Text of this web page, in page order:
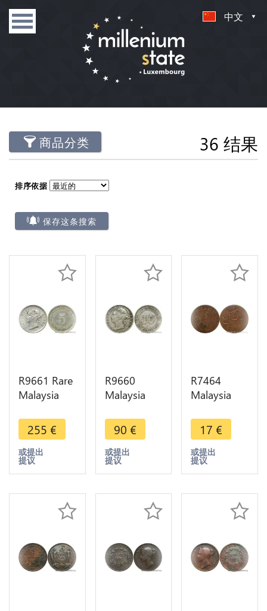
中文
商品分类 36 结果
排序依据
保存这条搜索
R9661 Rare
Malaysia
Settlements
5 Cents
Victoria
1898 Silver
255 €
或提出
提议
R9660
Malaysia
Settlements
10 Cents
Victoria
1884
Silver
90 €
或提出
提议
R7464
Malaysia
British
Malacca
Keping
Rooster AH
-> Offer
17 €
或提出
提议